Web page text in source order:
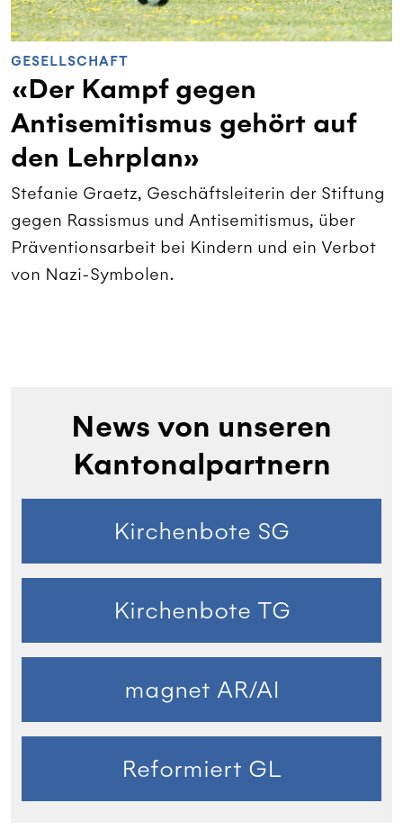
GESELLSCHAFT
«Der Kampf gegen
Antisemitismus gehört auf
den Lehrplan»
Stefanie Graetz, Geschäftsleiterin der Stiftung
gegen Rassismus und Antisemitismus, über
Präventionsarbeit bei Kindern und ein Verbot
von Nazi-Symbolen.
News von unseren
Kantonalpartnern
Kirchenbote SG
Kirchenbote TG
magnet AR/AI
Reformiert GL